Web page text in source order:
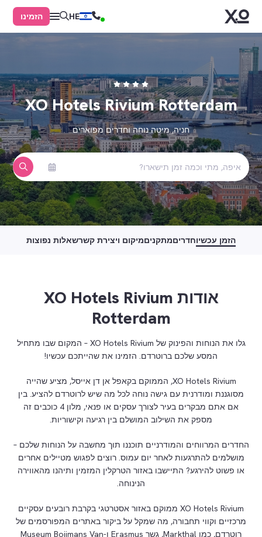
HE הזמינו
XO Hotels Rivium Rotterdam
חניה, מיטה נוחה וחדרים מפוארים
הזמן עכשיוחדריםמתקניםמיקום ויצירת קשרשאלות נפוצות
אודות XO Hotels Rivium
Rotterdam
גלו את הנוחות והפינוק של XO Hotels Rivium – המקום שבו מתחיל
המסע שלכם ברוטרדם. הזמינו את שהייתכם עכשיו!
XO Hotels Rivium, הממוקם בקאפל אן דן אייסל, מציע שהייה
מסוגננת ומודרנית עם גישה נוחה לכל מה שיש לרוטרדם להציע. בין
אם אתם מבקרים בעיר לצורך עסקים או פנאי, מלון 4 כוכבים זה
מספק את השילוב המושלם בין רגיעה וקישוריות.
החדרים המרווחים והמודרניים תוכננו תוך מחשבה על הנוחות שלכם –
מושלמים להתרגעות לאחר יום עמוס. רוצים לפגוש מטיילים אחרים
או פשוט להירגע? התיישבו באזור הטרקלין המזמין ותיהנו מהאווירה
הנינוחה.
XO Hotels Rivium ממוקם באזור אסטרטגי בקרבת רובעים עסקיים
מרכזיים וקווי תחבורה, מה שמקל על ביקור באתרים המפורסמים של
רוטרדם, כמו Markthal, גשר Erasmus ו-Museum Boijmans Van